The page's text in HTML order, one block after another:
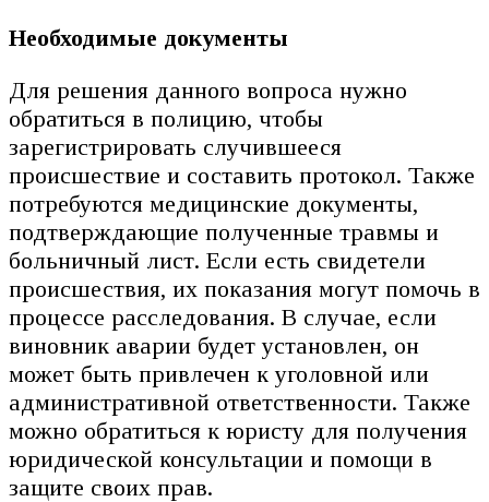
Необходимые документы
Для решения данного вопроса нужно
обратиться в полицию, чтобы
зарегистрировать случившееся
происшествие и составить протокол. Также
потребуются медицинские документы,
подтверждающие полученные травмы и
больничный лист. Если есть свидетели
происшествия, их показания могут помочь в
процессе расследования. В случае, если
виновник аварии будет установлен, он
может быть привлечен к уголовной или
административной ответственности. Также
можно обратиться к юристу для получения
юридической консультации и помощи в
защите своих прав.